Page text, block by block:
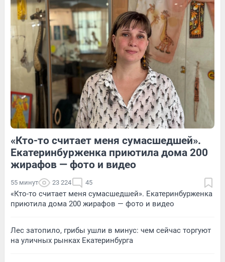
3 Обсудить
23 Обсудить
101 Обсудить 369 4
«Кто-то считает меня сумасшедшей».
Екатеринбурженка приютила дома 200
жирафов — фото и видео
55 минут 23 224 45
«Кто-то считает меня сумасшедшей». Екатеринбурженка
приютила дома 200 жирафов — фото и видео
Лес затопило, грибы ушли в минус: чем сейчас торгуют
на уличных рынках Екатеринбурга